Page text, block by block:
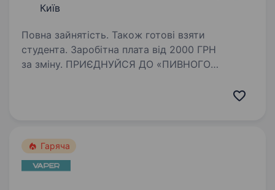
Київ
Повна зайнятість. Також готові взяти
студента. Заробітна плата від 2000 ГРН
за зміну. ПРИЄДНУЙСЯ ДО «ПИВНОГО
у нас…
Гаряча